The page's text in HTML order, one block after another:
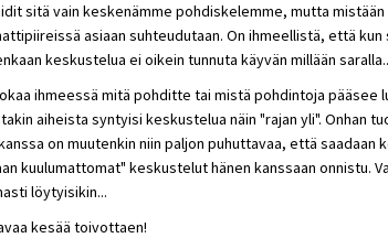
sitä vain keskenämme pohdiskelemme, mutta
asiaan suhteudutaan. On ihmeellistä, että kun
keskustelua ei oikein tunnuta käyvän millään
ihmeessä mitä pohditte tai mistä pohdintoja pääsee
aiheista syntyisi keskustelua näin "rajan yli". Onhan
on muutenkin niin paljon puhuttavaa, että saadaan
kuulumattomat" keskustelut hänen kanssaan onnistu.
löytyisikin...
kesää toivottaen!